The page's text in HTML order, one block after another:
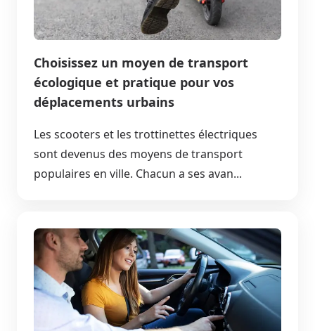
Choisissez un moyen de transport
écologique et pratique pour vos
déplacements urbains
Les scooters et les trottinettes électriques
sont devenus des moyens de transport
populaires en ville. Chacun a ses avan...